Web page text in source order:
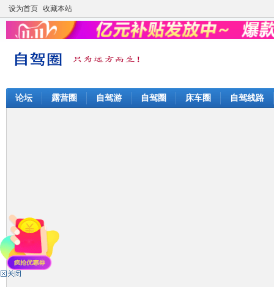
设为首页 收藏本站
论坛 露营圈 自驾游 自驾圈 床车圈 自驾线路